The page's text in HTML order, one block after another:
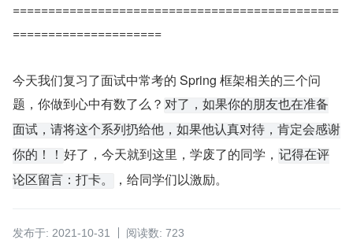
==============================================
=====================
今天我们复习了面试中常考的 Spring 框架相关的三个问
题，你做到心中有数了么？ 对了，如果你的朋友也在准备
面试，请将这个系列扔给他，如果他认真对待，肯定会感谢
你的！！ 好了，今天就到这里，学废了的同学， 记得在评
论区留言：打卡。
，给同学们以激励。
发布于: 2021-10-31 阅读数: 723